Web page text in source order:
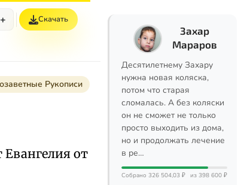
+ Скачать
Рукописи
от
Захар
Мараров
Десятилетнему Захару
нужна новая коляска,
потом что старая
сломалась. А без коляски
он не сможет не только
просто выходить из дома,
но и продолжать лечение
в ре…
Собрано 326 504,03 ₽ из 398 600 ₽